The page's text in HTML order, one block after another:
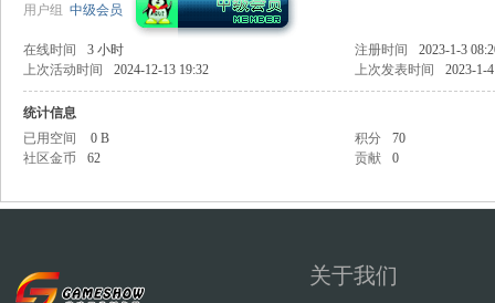
Sh
用户组 中级会员
在线时间 3 小时 注册时间
2023-1-3
上次活动时间
2024-12-13 19:32 上次发表时间 2023-1-
统计信息
已用空间
0 B 积分
70
社区金币
62 贡献 0
关于我们